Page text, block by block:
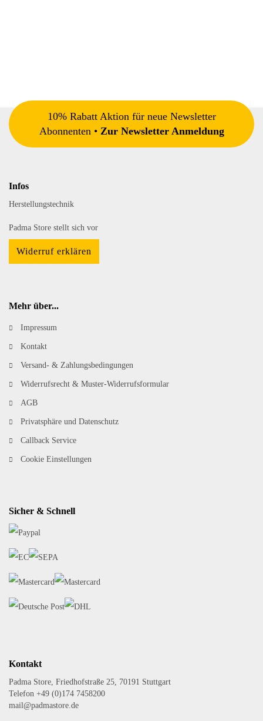
10% Rabatt Aktion für neue Newsletter
Abonnenten • Zur Newsletter Anmeldung
Infos
Herstellungstechnik
Padma Store stellt sich vor
Widerruf erklären
Mehr über...
Impressum
Kontakt
Versand- & Zahlungsbedingungen
Widerrufsrecht & Muster-Widerrufsformular
AGB
Privatsphäre und Datenschutz
Callback Service
Cookie Einstellungen
Sicher & Schnell
Kontakt
Padma Store, Friedhofstraße 25, 70191 Stuttgart
Telefon +49 (0)174 7458200
mail@padmastore.de